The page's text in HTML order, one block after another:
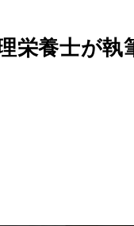
栄養士が執